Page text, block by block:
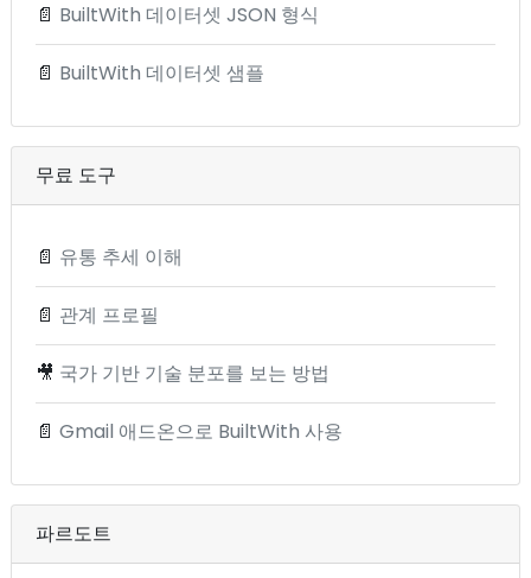
📄 BuiltWith 데이터셋 JSON 형식
📄 BuiltWith 데이터셋 샘플
무료 도구
📄 유통 추세 이해
📄 관계 프로필
🎥 국가 기반 기술 분포를 보는 방법
📄 Gmail 애드온으로 BuiltWith 사용
파르도트